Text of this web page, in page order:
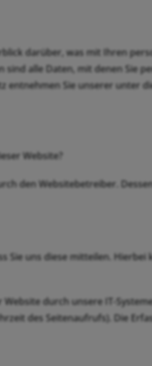
darüber, was mit Ihren
sind alle Daten, mit denen Sie
entnehmen Sie unserer unter
Website?
den Websitebetreiber.
uns diese mitteilen. Hierbei
durch unsere IT-
des Seitenaufrufs). Die